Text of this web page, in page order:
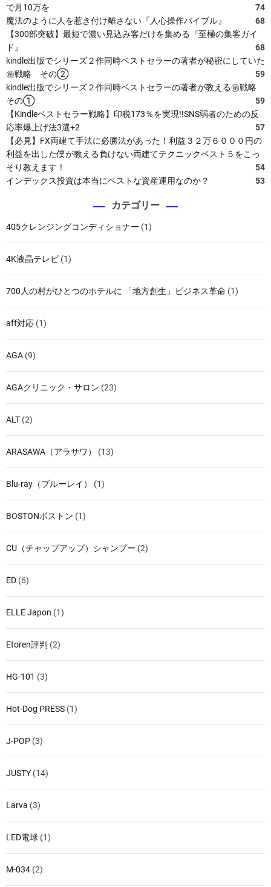
で月10万を
74
魔法のように人を惹き付け離さない『人心操作バイブル』
68
【300部突破】最短で濃い見込み客だけを集める『至極の集客ガイ
ド』
68
kindle出版でシリーズ２作同時ベストセラーの著者が秘密にしていた
㊙戦略 その②
59
kindle出版でシリーズ２作同時ベストセラーの著者が教える㊙戦略
その①
59
【Kindleベストセラー戦略】印税173％を実現!!SNS弱者のための反
応率爆上げ法3選+2
57
【必見】FX両建て手法に必勝法があった！利益３２万６０００円の
利益を出した僕が教える負けない両建てテクニックベスト５をこっ
そり教えます！
54
インデックス投資は本当にベストな資産運用なのか？
53
カテゴリー
405クレンジングコンディショナー (1)
4K液晶テレビ (1)
700人の村がひとつのホテルに 「地方創生」ビジネス革命 (1)
aff対応 (1)
AGA (9)
AGAクリニック・サロン (23)
ALT (2)
ARASAWA（アラサワ） (13)
Blu-ray（ブルーレイ） (1)
BOSTONボストン (1)
CU（チャップアップ）シャンプー (2)
ED (6)
ELLE Japon (1)
Etoren評判 (2)
HG-101 (3)
Hot-Dog PRESS (1)
J-POP (3)
JUSTY (14)
Larva (3)
LED電球 (1)
M-034 (2)